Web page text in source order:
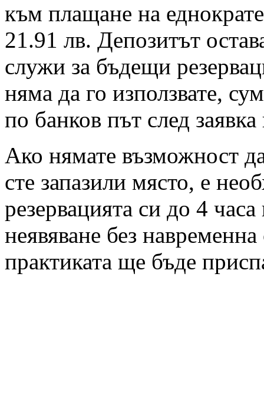
към плащане на
21.91 лв. Депозитът
служи за бъдещи
няма да го използвате,
по банков път след
Ако нямате възможност
сте запазили място, е
резервацията си до 4
неявяване без
практиката ще бъде